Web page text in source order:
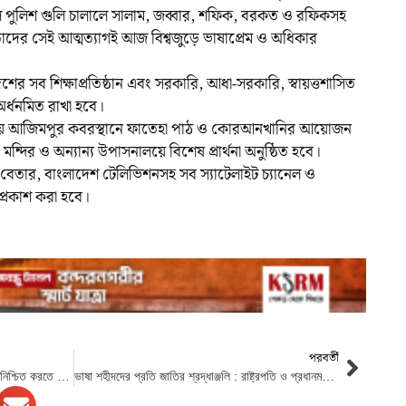
পুলিশ গুলি চালালে সালাম, জব্বার, শফিক, বরকত ও রফিকসহ
সেই আত্মত্যাগই আজ বিশ্বজুড়ে ভাষাপ্রেম ও অধিকার
সব শিক্ষাপ্রতিষ্ঠান এবং সরকারি, আধা-সরকারি, স্বায়ত্তশাসিত
রাখা হবে।
আজিমপুর কবরস্থানে ফাতেহা পাঠ ও কোরআনখানির আয়োজন
ও অন্যান্য উপাসনালয়ে বিশেষ প্রার্থনা অনুষ্ঠিত হবে।
বাংলাদেশ টেলিভিশনসহ সব স্যাটেলাইট চ্যানেল ও
করা হবে।
পরবর্তী
ভাষা শহীদদের প্রতি জাতির শ্রদ্ধাঞ্জলি : রাষ্ট্রপতি ও প্রধানমন্ত্রী পুষ্পস্তবক অর্পণ